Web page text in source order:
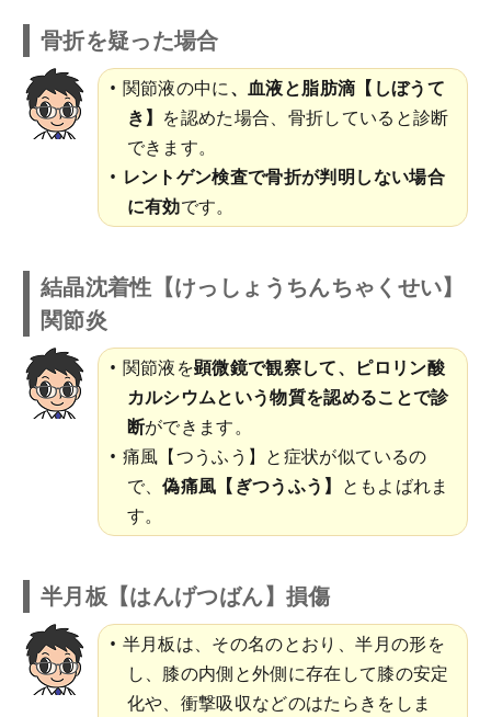
骨折を疑った場合
関節液の中に、血液と脂肪滴【しぼうて
き】 を認めた場合、骨折していると診断
できます。
レントゲン検査で骨折が判明しない場合
に有効です。
結晶沈着性【けっしょうちんちゃくせい】
関節炎
関節液を顕微鏡で観察して、ピロリン酸
カルシウムという物質を認めることで診
断ができます。
痛風【つうふう】と症状が似ているの
で、偽痛風【ぎつうふう】
ともよばれま
す。
半月板【はんげつばん】損傷
半月板は、その名のとおり、半月の形を
し、膝の内側と外側に存在して膝の安定
化や、衝撃吸収などのはたらきをしま